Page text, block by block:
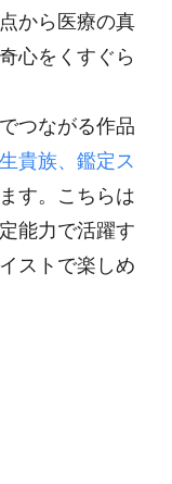
から医療の真
心をくすぐら
つながる作品
生貴族、鑑定ス
す。こちらは
能力で活躍す
ストで楽しめ